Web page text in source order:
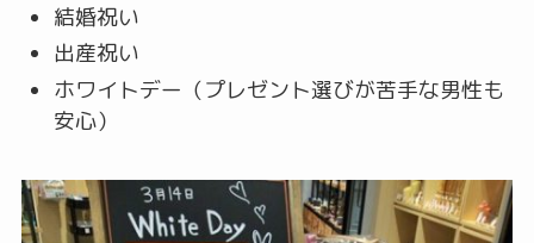
結婚祝い
出産祝い
ホワイトデー（プレゼント選びが苦手な男性も
安心）